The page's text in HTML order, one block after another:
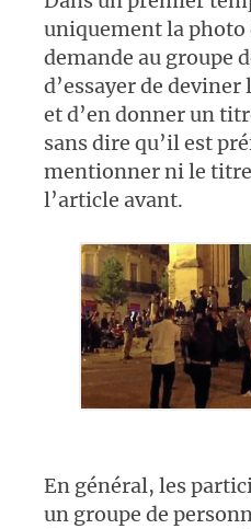
uniquement la photo
demande au groupe
d’essayer de
et d’en donner un
sans dire qu’il est
mentionner ni le
l’article avant.
En général, les
un groupe de